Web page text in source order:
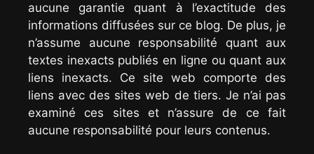
aucune garantie quant à l’exactitude des
informations diffusées sur ce blog. De plus, je
n’assume aucune responsabilité quant aux
textes inexacts publiés en ligne ou quant aux
liens inexacts. Ce site web comporte des
liens avec des sites web de tiers. Je n’ai pas
examiné ces sites et n’assure de ce fait
aucune responsabilité pour leurs contenus.